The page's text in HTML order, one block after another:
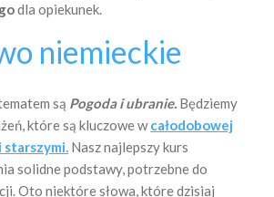
dla opiekunek.
niemieckie
są Pogoda i ubranie. Będziemy
które są kluczowe wcałodobowej
starszymi. Nasz najlepszy kurs
solidne podstawy, potrzebne do
Oto niektóre słowa, które dzisiaj